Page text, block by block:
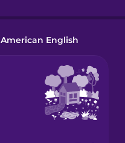
American English